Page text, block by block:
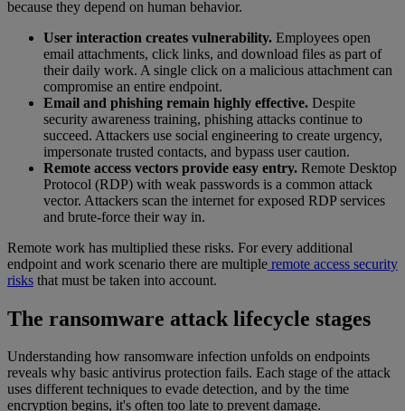
because they depend on human behavior.
User interaction creates vulnerability. Employees open
email attachments, click links, and download files as part of
their daily work. A single click on a malicious attachment can
compromise an entire endpoint.
Email and phishing remain highly effective. Despite
security awareness training, phishing attacks continue to
succeed. Attackers use social engineering to create urgency,
impersonate trusted contacts, and bypass user caution.
Remote access vectors provide easy entry. Remote Desktop
Protocol (RDP) with weak passwords is a common attack
vector. Attackers scan the internet for exposed RDP services
and brute-force their way in.
Remote work has multiplied these risks. For every additional
endpoint and work scenario there are multiple remote access security
risks that must be taken into account.
The ransomware attack lifecycle stages
Understanding how ransomware infection unfolds on endpoints
reveals why basic antivirus protection fails. Each stage of the attack
uses different techniques to evade detection, and by the time
encryption begins, it's often too late to prevent damage.